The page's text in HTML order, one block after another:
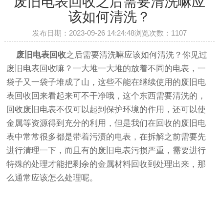
该如何清洗？
发布日期：2023-09-26 14:24:48浏览次数： 1107
废旧电表回收之后需要清洗嘛应该如何清洗？你见过
废旧电表回收嘛？一大堆一大堆的放着不同的电表，一
袋子又一袋子堆成了山，这些不能在继续使用的废旧电
表回收回来看起来可不干净哦，这个东西需要清洗的，
回收废旧电表不仅可以起到保护环境的作用，还可以使
金属等资源得到充分的利用，但是我们在回收的废旧电
表中常常很多都是带着污渍的电表，在拆解之前需要先
进行清理一下，而且有的废旧电表污损严重，需要进行
特殊的处理才能把剩余的金属材料回收到处理出来，那
么通常应该怎么处理呢。